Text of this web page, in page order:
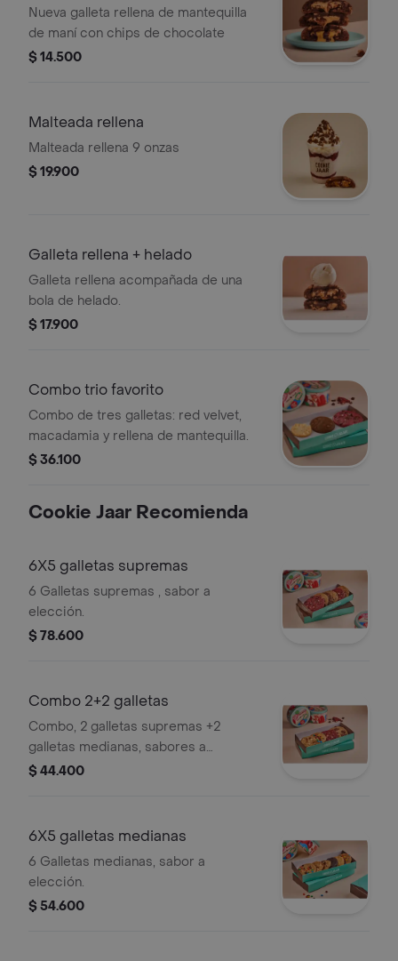
maní
Nueva galleta rellena de mantequilla
de maní con chips de chocolate
$ 14.500
Malteada rellena
Malteada rellena 9 onzas
$ 19.900
Galleta rellena + helado
Galleta rellena acompañada de una
bola de helado.
$ 17.900
Combo trio favorito
Combo de tres galletas: red velvet,
macadamia y rellena de mantequilla.
$ 36.100
Cookie Jaar Recomienda
6X5 galletas supremas
6 Galletas supremas , sabor a
elección.
$ 78.600
Combo 2+2 galletas
Combo, 2 galletas supremas +2
galletas medianas, sabores a
elección.
$ 44.400
6X5 galletas medianas
6 Galletas medianas, sabor a
elección.
$ 54.600